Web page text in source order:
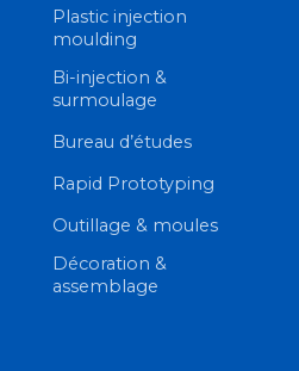
Plastic injection
moulding
Bi-injection &
surmoulage
Bureau d’études
Rapid Prototyping
Outillage & moules
Décoration &
assemblage